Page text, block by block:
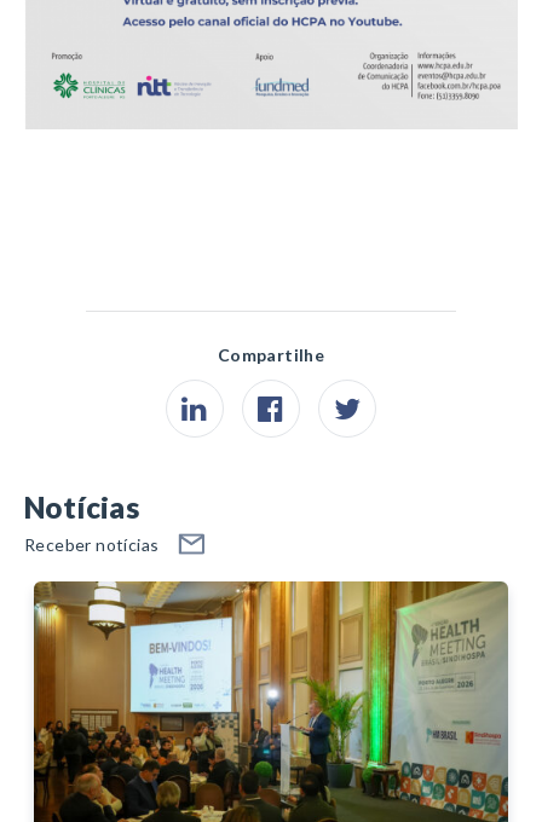
Compartilhe
Notícias
Receber notícias